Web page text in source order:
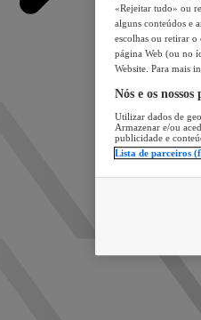
«Rejeitar tudo» ou
alguns conteúdos e
escolhas ou retirar
página Web (ou no
Website. Para mais
Nós e os
Utilizar dados de
Armazenar e/ou
publicidade e
Lista de parceiros